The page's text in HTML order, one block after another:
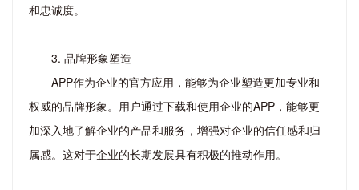
和忠诚度。
3. 品牌形象塑造
APP作为企业的官方应用，能够为企业塑造更加专业和
权威的品牌形象。用户通过下载和使用企业的APP，能够更
加深入地了解企业的产品和服务，增强对企业的信任感和归
属感。这对于企业的长期发展具有积极的推动作用。